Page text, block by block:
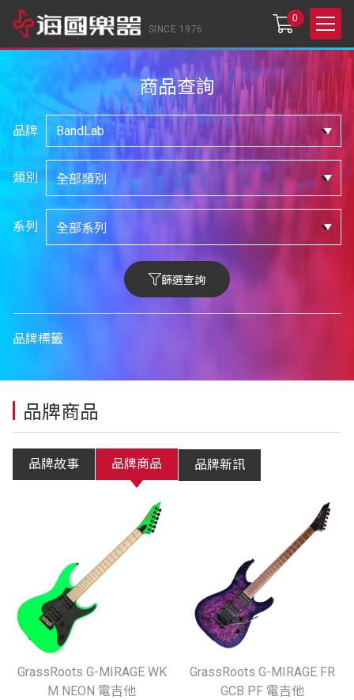
SINCE 1976
0
商品查詢
品牌
類別
系列
篩選查詢
品牌標籤
品牌商品
品牌故事 品牌商品 品牌新訊
GrassRoots G-MIRAGE WK
M NEON 電吉他
GrassRoots G-MIRAGE FR
GCB PF 電吉他